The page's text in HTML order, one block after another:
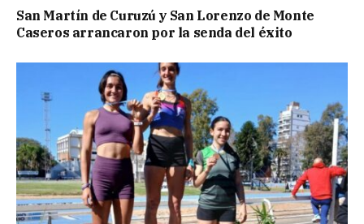
San Martín de Curuzú y San Lorenzo de Monte
Caseros arrancaron por la senda del éxito